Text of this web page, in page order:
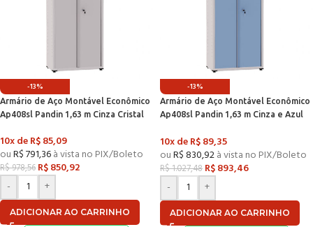
-13%
Armário de Aço Montável Econômico
Ap408sl Pandin 1,63 m Cinza Cristal
10x deR$85,09
ouR$791,36à vista no PIX/Boleto
R$978,56 R$850,92
-
+
ADICIONAR AO CARRINHO
-13%
Armário de Aço Montável Econômico
Ap408sl Pandin 1,63 m Cinza e Azul
10x deR$89,35
ouR$830,92à vista no PIX/Boleto
R$1.027,48 R$893,46
-
+
ADICIONAR AO CARRINHO